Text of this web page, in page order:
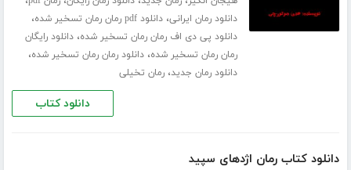
دانلود رمان ایرانی،دانلود pdf رمان رمان تسخیر شده ،
دانلود پی دی اف رمان رمان تسخیر شده،دانلود رایگان
رمان رمان تسخیر شده،دانلود رمان رمان تسخیر شده،
دانلود رمان جدید،رمان تخیلی
دانلود کتاب
دانلود کتاب رمان اژدهای سپید